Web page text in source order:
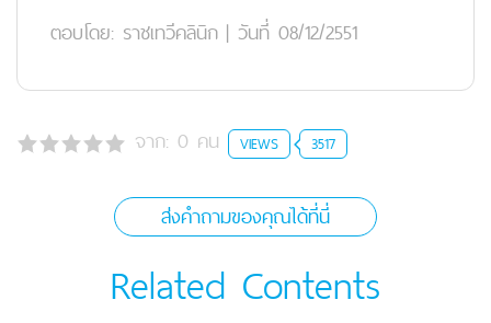
ตอบโดย: ราชเทวีคลินิก | วันที่ 08/12/2551
จาก: 0 คน VIEWS 3517
ส่งคำถามของคุณได้ที่นี่
Related Contents